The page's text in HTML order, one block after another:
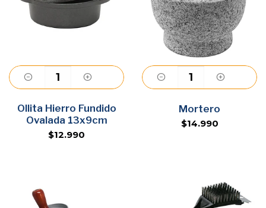
Agregar
Ollita Hierro Fundido
Ovalada 13x9cm
$12.990
Agregar
Mortero
$14.990